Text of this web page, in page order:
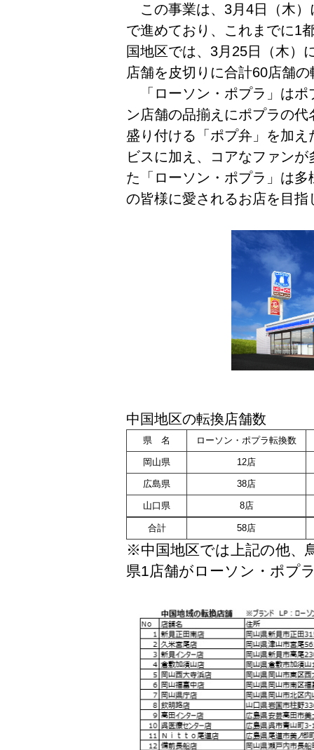
この事業は、3月4日（木）
で進めており、これまでに1
国地区では、3月25日（木）
店舗を皮切りに合計60店舗
「ローソン・ポプラ」はポ
ン店舗の品揃えにポプラの
盛り付ける「ポプ弁」を加
ビスに加え、コアなファン
た「ローソン・ポプラ」は
の皆様に愛されるお店を目指
中国地区の転換店舗数
県 名 ローソン・ポプラ転換数
岡山県 12店
広島県 38店
山口県 8店
合計 58店
※中国地区では上記の他、
県1店舗が ローソン・ポプ